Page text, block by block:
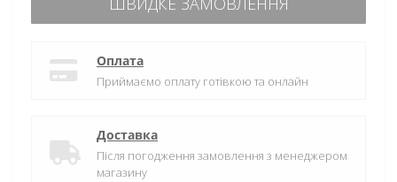
Оплата
Приймаємо оплату готівкою та онлайн
Доставка
Після погодження замовлення з менеджером
магазину